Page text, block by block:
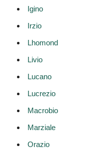
Igino
Irzio
Lhomond
Livio
Lucano
Lucrezio
Macrobio
Marziale
Orazio